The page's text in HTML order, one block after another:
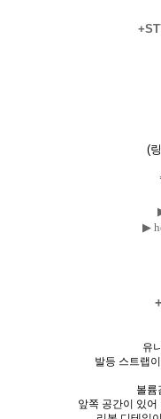
(
▶
유
발등 스트랩
볼륨
앞쪽 공간이 있어